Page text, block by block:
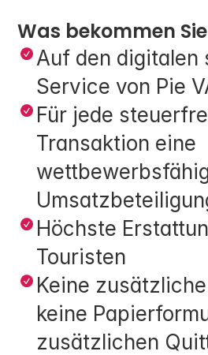
Was bekommen
Auf den digitalen
Service von Pie
Für jede
Transaktion eine
Höchste
Touristen
Keine
keine
zusätzlichen